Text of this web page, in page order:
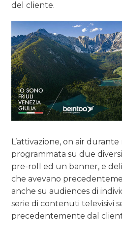
del cliente.
L’attivazione, on air
programmata su due
pre-roll ed un banner, e
che avevano
anche su audiences di
serie di contenuti televisivi
precedentemente dal